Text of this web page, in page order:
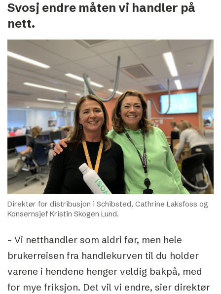
Svosj endre måten vi handler på
nett.
Direktør for distribusjon i Schibsted, Cathrine Laksfoss og
Konsernsjef Kristin Skogen Lund.
– Vi netthandler som aldri før, men hele
brukerreisen fra handlekurven til du holder
varene i hendene henger veldig bakpå, med
for mye friksjon. Det vil vi endre, sier direktør